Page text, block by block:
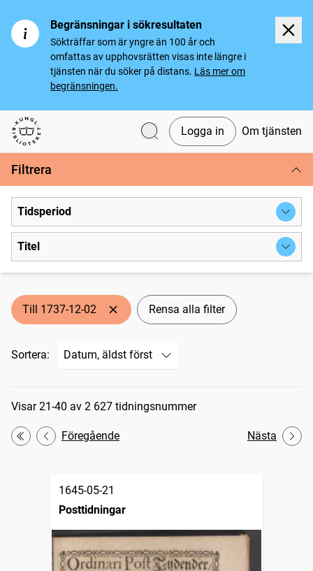
Begränsningar i sökresultaten
Sökträffar som är yngre än 100 år och
omfattas av upphovsrätten visas inte längre i
tjänsten när du söker på distans. Läs mer om
begränsningen.
Svenska tidningar
Logga in Om tjänsten
Filtrera
Tidsperiod
Titel
Till 1737-12-02 Rensa alla filter
Sortera:
Sökresultat
Visar 21-40 av 2 627 tidningsnummer
Första
Föregående Nästa
1645-05-21
Posttidningar